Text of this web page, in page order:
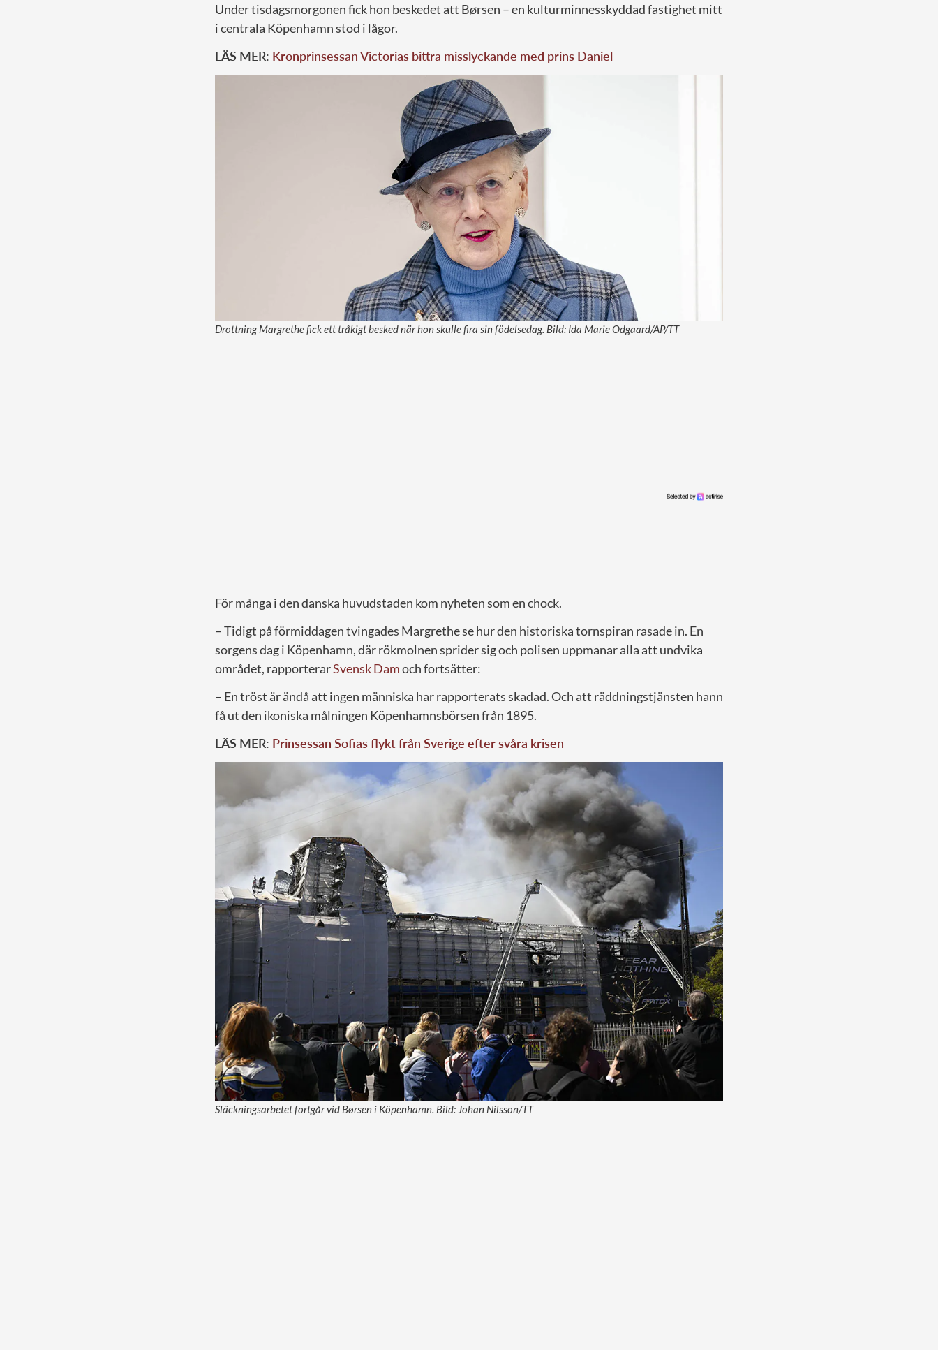
Under tisdagsmorgonen fick hon beskedet att Børsen – en kulturminnesskyddad fastighet mitt
i centrala Köpenhamn stod i lågor.
LÄS MER: Kronprinsessan Victorias bittra misslyckande med prins Daniel
Drottning Margrethe fick ett tråkigt besked när hon skulle fira sin födelsedag. Bild: Ida Marie Odgaard/AP/TT
För många i den danska huvudstaden kom nyheten som en chock.
– Tidigt på förmiddagen tvingades Margrethe se hur den historiska tornspiran rasade in. En
sorgens dag i Köpenhamn, där rökmolnen sprider sig och polisen uppmanar alla att undvika
området, rapporterarSvensk Damoch fortsätter:
– En tröst är ändå att ingen människa har rapporterats skadad. Och att räddningstjänsten hann
få ut den ikoniska målningen Köpenhamnsbörsen från 1895.
LÄS MER: Prinsessan Sofias flykt från Sverige efter svåra krisen
Släckningsarbetet fortgår vid Børsen i Köpenhamn. Bild: Johan Nilsson/TT